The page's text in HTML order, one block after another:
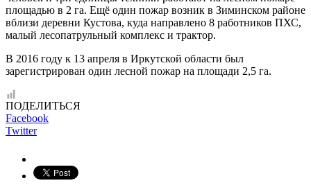
площадью в 2 га. Ещё один пожар возник в Зиминском районе
вблизи деревни Кустова, куда направлено 8 работников ПХС,
малый лесопатрульный комплекс и трактор.
В 2016 году к 13 апреля в Иркутской области был
зарегистрирован один лесной пожар на площади 2,5 га.
ПОДЕЛИТЬСЯ
Facebook
Twitter